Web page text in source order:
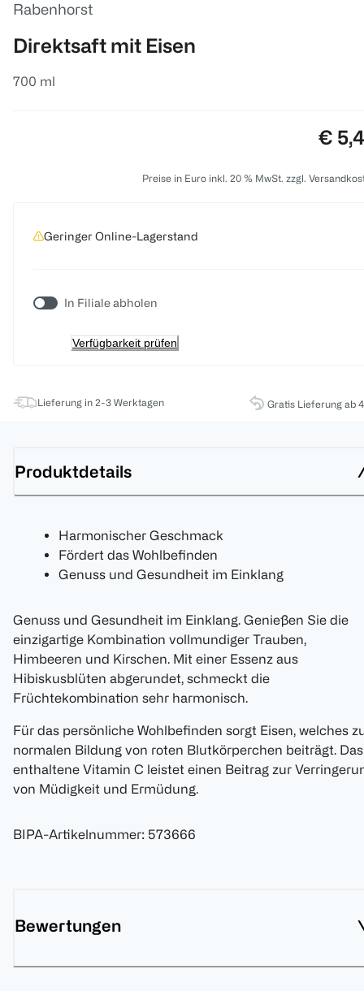
Rabenhorst
Direktsaft mit Eisen
700 ml
€
Preise in Euro inkl. 20 % MwSt. zzgl.
Geringer Online-Lagerstand
In Filiale abholen
Verfügbarkeit prüfen
Lieferung in 2-3 Werktagen Gratis Lieferung ab
Produktdetails
Harmonischer Geschmack
Fördert das Wohlbefinden
Genuss und Gesundheit im Einklang
Genuss und Gesundheit im Einklang. Genießen Sie die
einzigartige Kombination vollmundiger Trauben,
Himbeeren und Kirschen. Mit einer Essenz aus
Hibiskusblüten abgerundet, schmeckt die
Früchtekombination sehr harmonisch.
Für das persönliche Wohlbefinden sorgt Eisen, welches
normalen Bildung von roten Blutkörperchen beiträgt. Das
enthaltene Vitamin C leistet einen Beitrag zur
von Müdigkeit und Ermüdung.
BIPA-Artikelnummer: 573666
Bewertungen